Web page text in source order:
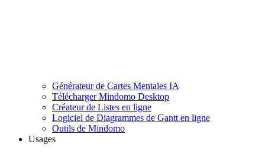
Générateur de Cartes Mentales IA
Télécharger Mindomo Desktop
Créateur de Listes en ligne
Logiciel de Diagrammes de Gantt en ligne
Outils de Mindomo
Usages